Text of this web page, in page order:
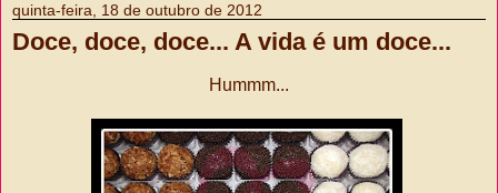
quinta-feira, 18 de outubro de 2012
Doce, doce, doce... A vida é um doce...
Hummm...